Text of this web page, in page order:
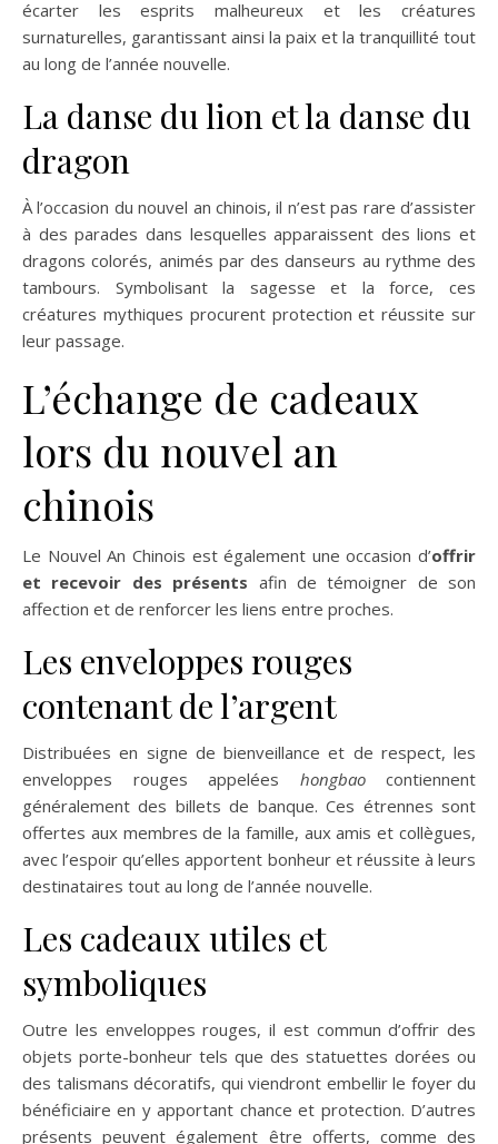
écarter les esprits malheureux et les créatures
surnaturelles, garantissant ainsi la paix et la tranquillité tout
au long de l’année nouvelle.
La danse du lion et la danse du
dragon
À l’occasion du nouvel an chinois, il n’est pas rare d’assister
à des parades dans lesquelles apparaissent des lions et
dragons colorés, animés par des danseurs au rythme des
tambours. Symbolisant la sagesse et la force, ces
créatures mythiques procurent protection et réussite sur
leur passage.
L’échange de cadeaux
lors du nouvel an
chinois
Le Nouvel An Chinois est également une occasion d’offrir
et recevoir des présents afin de témoigner de son
affection et de renforcer les liens entre proches.
Les enveloppes rouges
contenant de l’argent
Distribuées en signe de bienveillance et de respect, les
enveloppes rouges appelées hongbaocontiennent
généralement des billets de banque. Ces étrennes sont
offertes aux membres de la famille, aux amis et collègues,
avec l’espoir qu’elles apportent bonheur et réussite à leurs
destinataires tout au long de l’année nouvelle.
Les cadeaux utiles et
symboliques
Outre les enveloppes rouges, il est commun d’offrir des
objets porte-bonheur tels que des statuettes dorées ou
des talismans décoratifs, qui viendront embellir le foyer du
bénéficiaire en y apportant chance et protection. D’autres
présents peuvent également être offerts, comme des